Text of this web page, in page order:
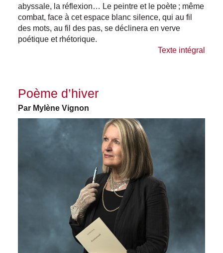
abyssale, la réflexion… Le peintre et le poète ; même
combat, face à cet espace blanc silence, qui au fil
des mots, au fil des pas, se déclinera en verve
poétique et rhétorique.
Texte intégral
Poème d’hiver
Par Mylène Vignon